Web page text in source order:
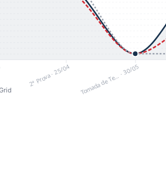
2ª Prova · 25/04 Tomada de Te… · 30/05